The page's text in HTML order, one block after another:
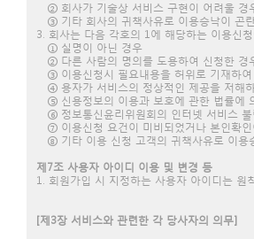
② 회사가 기술상 서비스 구현이 어려울 경
③ 기타 회사의 귀책사유로 이용승낙이 곤
3. 회사는 다음 각호의 1에 해당하는 이용신
① 실명이 아닌 경우
② 다른 사람의 명의를 도용하여 신청한 경
③ 이용신청시 필요내용을 허위로 기재하여
④ 용자가 서비스의 정상적인 제공을 저해
⑤ 신용정보의 이용과 보호에 관한 법률에
⑥ 정보통신윤리위원회의 인터넷 서비스
⑦ 이용신청 요건이 미비되었거나 본인확인
⑧ 기타 이용 신청 고객의 귀책사유로 이용
제7조 사용자 아이디 이용 및 변경 등
1. 회원가입 시 지정하는 사용자 아이디는 원
[제3장 서비스와 관련한 각 당사자의 의무]